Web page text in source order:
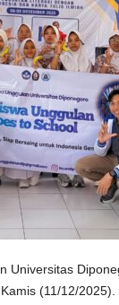
(11/12/